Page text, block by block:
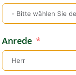
Anrede